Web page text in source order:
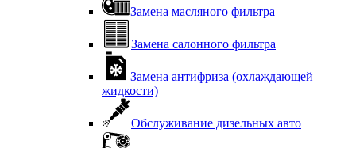
Замена масляного фильтра
Замена салонного фильтра
Замена антифриза (охлаждающей
жидкости)
Обслуживание дизельных авто